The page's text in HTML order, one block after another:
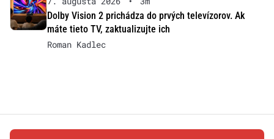
Dolby Vision 2 prichádza do prvých televízorov. Ak
máte tieto TV, zaktualizujte ich
Roman Kadlec